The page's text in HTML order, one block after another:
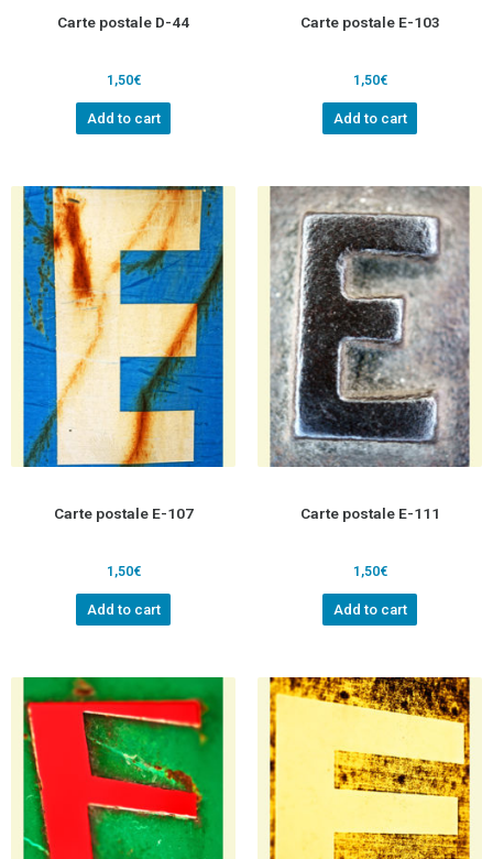
Carte postale D-44
1,50€
Add to cart
Carte postale E-103
1,50€
Add to cart
Carte postale E-107
1,50€
Add to cart
Carte postale E-111
1,50€
Add to cart